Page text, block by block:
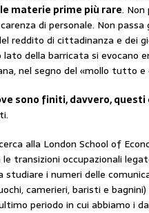
materie prime più rare. Non
di personale. Non passa
reddito di cittadinanza e dei
lato della barricata si evocano
nel segno del «mollo tutto
sono finiti, davvero, questi
alla London School of
transizioni occupazionali
i numeri delle
camerieri, baristi e bagnini)
periodo in cui abbiamo i